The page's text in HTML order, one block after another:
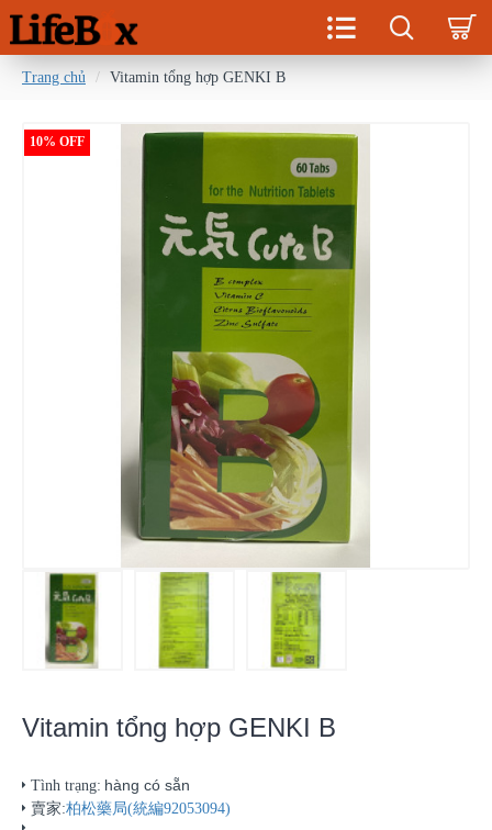
Trang chủ Vitamin tổng hợp GENKI B
10% OFF
Vitamin tổng hợp GENKI B
Tình trạng: hàng có sẵn
賣家:柏松藥局(統編92053094)